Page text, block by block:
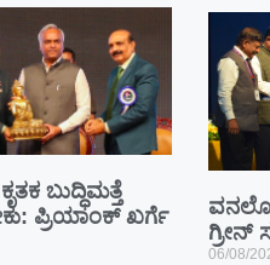
ಬುದ್ಧಿಮತ್ತೆ
ಪ್ರಿಯಾಂಕ್ ಖರ್ಗೆ
ಗ್ರೀನ್
06/08/